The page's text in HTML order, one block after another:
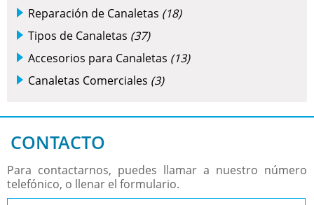
Reparación de Canaletas (18)
Tipos de Canaletas (37)
Accesorios para Canaletas (13)
Canaletas Comerciales (3)
CONTACTO
Para contactarnos, puedes llamar a nuestro número
telefónico, o llenar el formulario.